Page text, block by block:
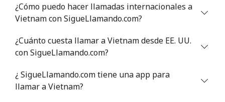
¿Cómo puedo hacer llamadas internacionales a
Vietnam con SigueLlamando.com?
¿Cuánto cuesta llamar a Vietnam desde EE. UU.
con SigueLlamando.com?
¿ SigueLlamando.com tiene una app para
llamar a Vietnam?